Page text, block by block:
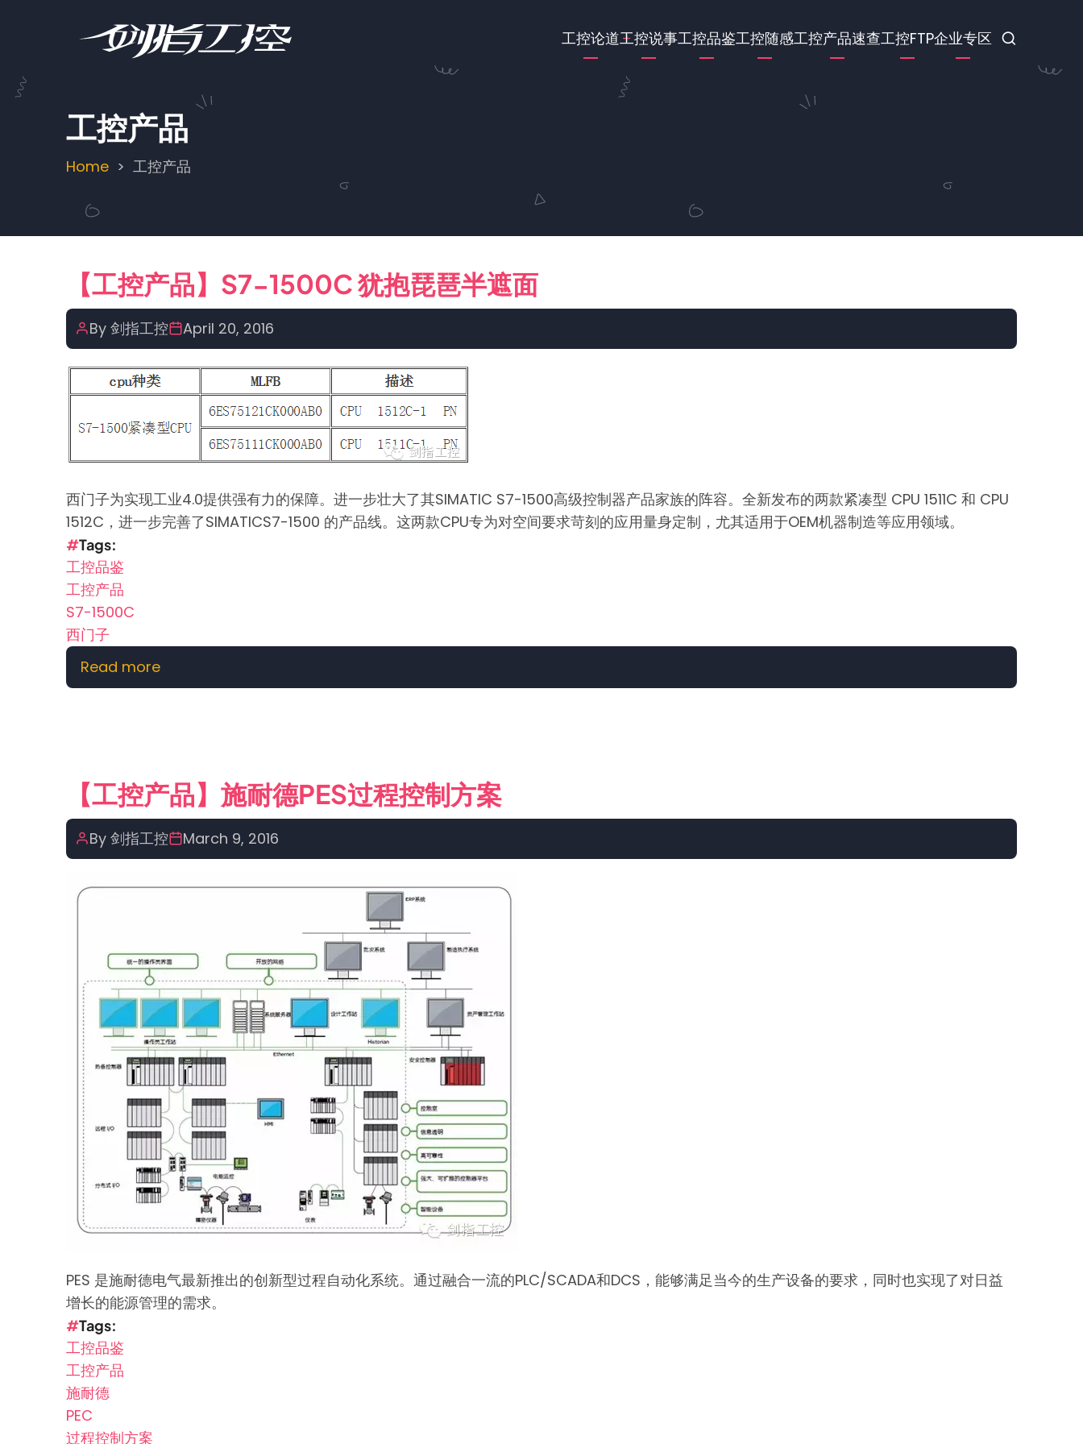
content
Main
navigation
工控论道工控说事工控品鉴工控随感工控产品速查工控FTP企业专区
工控产品
Breadcrumb
Home 工控产品
【工控产品】S7-1500C 犹抱琵琶半遮面
By 剑指工控 April 20, 2016
西门子为实现工业4.0提供强有力的保障。进一步壮大了其SIMATIC S7-1500高级控制器产品家族的阵容。全新发布的两款紧凑型 CPU 1511C 和 CPU
1512C，进一步完善了SIMATICS7-1500 的产品线。这两款CPU专为对空间要求苛刻的应用量身定制，尤其适用于OEM机器制造等应用领域。
Tags
工控品鉴
工控产品
S7-1500C
西门子
Read more
【工
S7-
1500C
犹
抱
琶
面
【工控产品】施耐德PES过程控制方案
By 剑指工控 March 9, 2016
PES 是施耐德电气最新推出的创新型过程自动化系统。通过融合一流的PLC/SCADA和DCS，能够满足当今的生产设备的要求，同时也实现了对日益
增长的能源管理的需求。
Tags
工控品鉴
工控产品
施耐德
PEC
过程控制方案